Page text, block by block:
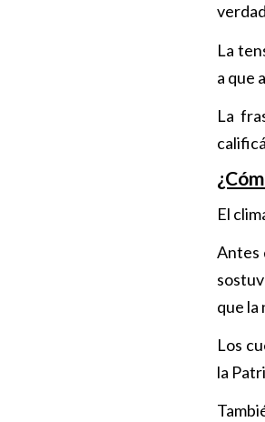
La
a que
La
El
Antes
que la
Los
la